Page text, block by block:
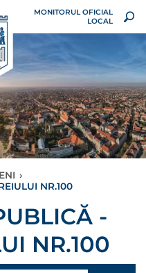
MONITORUL OFICIAL
LOCAL
›
NR.100
-
NR.100